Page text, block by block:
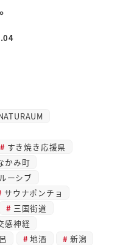
すき焼き応援県
かみ町
ーシブ
サウナポンチョ
三国街道
感神経
地酒
新潟